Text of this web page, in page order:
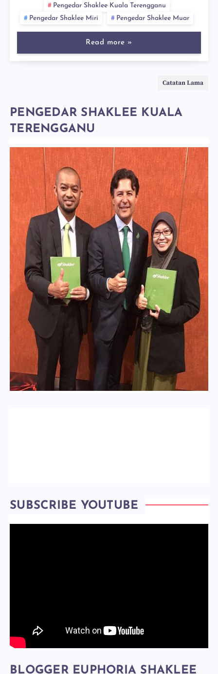
Pengedar Shaklee Kuala Terengganu
Pengedar Shaklee Miri
Pengedar Shaklee Muar
Read more »
Catatan Lama
PENGEDAR SHAKLEE KUALA
TERENGGANU
SUBSCRIBE YOUTUBE
BLOGGER EUPHORIA SHAKLEE